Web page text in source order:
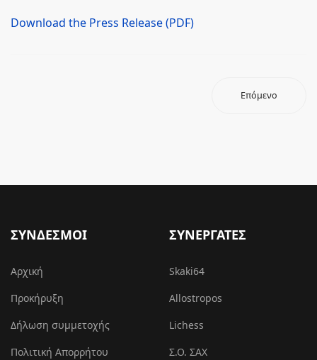
Download the Press Release (PDF)
Επόμενο
ΣΥΝΔΕΣΜΟΙ
Αρχική
Προκήρυξη
Δήλωση συμμετοχής
Πολιτική Απορρήτου
ΣΥΝΕΡΓΑΤΕΣ
Skaki64
Allostropos
Lichess
Σ.Ο. ΣΑΧ